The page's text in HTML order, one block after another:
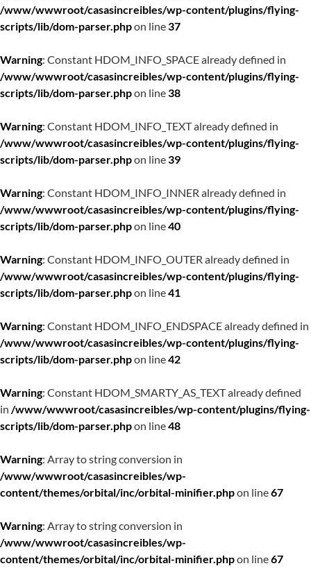
/www/wwwroot/casasincreibles/wp-content/plugins/flying-
scripts/lib/dom-parser.phpon line37
Warning: Constant HDOM_INFO_SPACE already defined in
/www/wwwroot/casasincreibles/wp-content/plugins/flying-
scripts/lib/dom-parser.phpon line38
Warning: Constant HDOM_INFO_TEXT already defined in
/www/wwwroot/casasincreibles/wp-content/plugins/flying-
scripts/lib/dom-parser.phpon line39
Warning: Constant HDOM_INFO_INNER already defined in
/www/wwwroot/casasincreibles/wp-content/plugins/flying-
scripts/lib/dom-parser.phpon line40
Warning: Constant HDOM_INFO_OUTER already defined in
/www/wwwroot/casasincreibles/wp-content/plugins/flying-
scripts/lib/dom-parser.phpon line41
Warning: Constant HDOM_INFO_ENDSPACE already defined in
/www/wwwroot/casasincreibles/wp-content/plugins/flying-
scripts/lib/dom-parser.phpon line42
Warning: Constant HDOM_SMARTY_AS_TEXT already defined
in /www/wwwroot/casasincreibles/wp-content/plugins/flying-
scripts/lib/dom-parser.phpon line48
Warning: Array to string conversion in
/www/wwwroot/casasincreibles/wp-
content/themes/orbital/inc/orbital-minifier.phpon line67
Warning: Array to string conversion in
/www/wwwroot/casasincreibles/wp-
content/themes/orbital/inc/orbital-minifier.phpon line67